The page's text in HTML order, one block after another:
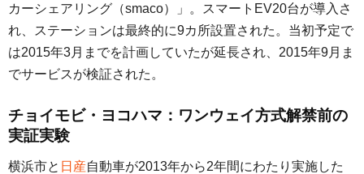
カーシェアリング（smaco）」。スマートEV20台が導入さ
れ、ステーションは最終的に9カ所設置された。当初予定で
は2015年3月までを計画していたが延長され、2015年9月ま
でサービスが検証された。
チョイモビ・ヨコハマ：ワンウェイ方式解禁前の
実証実験
横浜市と 日産自動車が2013年から2年間にわたり実施した